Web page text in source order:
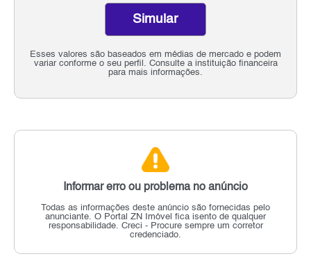
Esses valores são baseados em médias de mercado e podem
variar conforme o seu perfil. Consulte a instituição financeira
para mais informações.
Simular
Informar erro ou problema no anúncio
Todas as informações deste anúncio são fornecidas pelo
anunciante. O Portal ZN Imóvel fica isento de qualquer
responsabilidade. Creci - Procure sempre um corretor
credenciado.